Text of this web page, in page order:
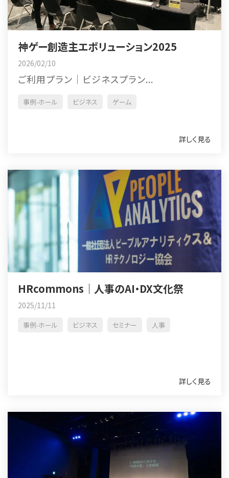
神ゲー創造主エボリューション2025
2026/02/10
ご利用プラン｜ビジネスプラン...
事例-ホール ビジネス ゲーム
詳しく見る
HRcommons｜人事のAI・DX文化祭
2025/11/11
事例-ホール ビジネス セミナー 人事
詳しく見る